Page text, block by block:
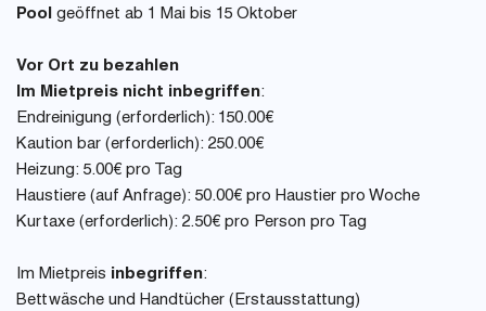
Pool geöffnet ab 1 Mai bis 15 Oktober
Vor Ort zu bezahlen
Im Mietpreis nicht inbegriffen:
Endreinigung (erforderlich): 150.00€
Kaution bar (erforderlich): 250.00€
Heizung: 5.00€ pro Tag
Haustiere (auf Anfrage): 50.00€ pro Haustier pro Woche
Kurtaxe (erforderlich): 2.50€ pro Person pro Tag
Im Mietpreis inbegriffen:
Bettwäsche und Handtücher (Erstausstattung)